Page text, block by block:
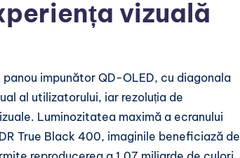
vizuală
impunător QD-OLED, cu diagonala
al utilizatorului, iar rezoluția de
Luminozitatea maximă a ecranului
True Black 400, imaginile beneficiază de